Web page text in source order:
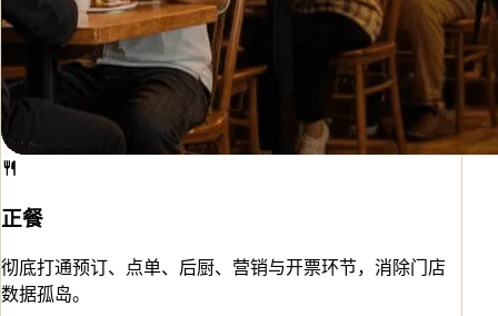
正餐
彻底打通预订、点单、后厨、营销与开票环节，消除门店
数据孤岛。